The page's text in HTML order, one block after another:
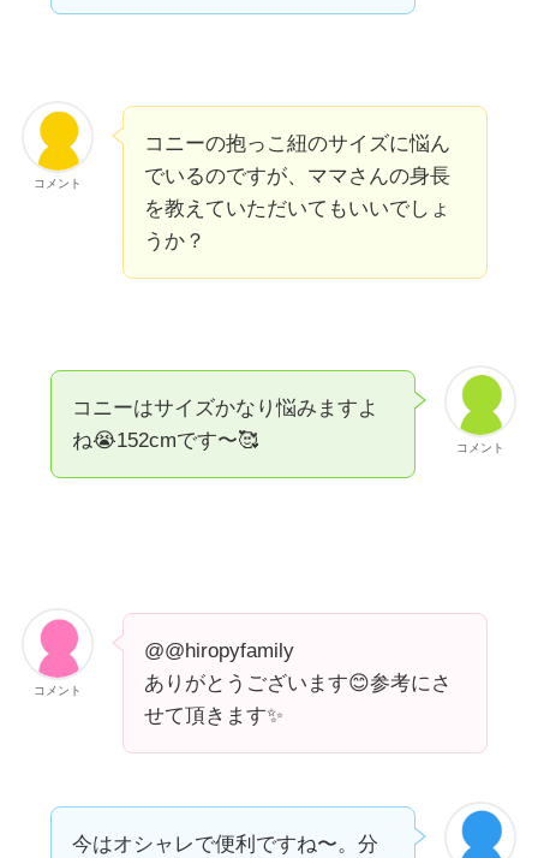
コメント
コニーの抱っこ紐のサイズに悩ん
でいるのですが、ママさんの身長
を教えていただいてもいいでしょ
うか？
コメント
コニーはサイズかなり悩みますよ
ね😭152cmです〜🥰
コメント
@@hiropyfamily
ありがとうございます😊参考にさ
せて頂きます✨
今はオシャレで便利ですね〜。分